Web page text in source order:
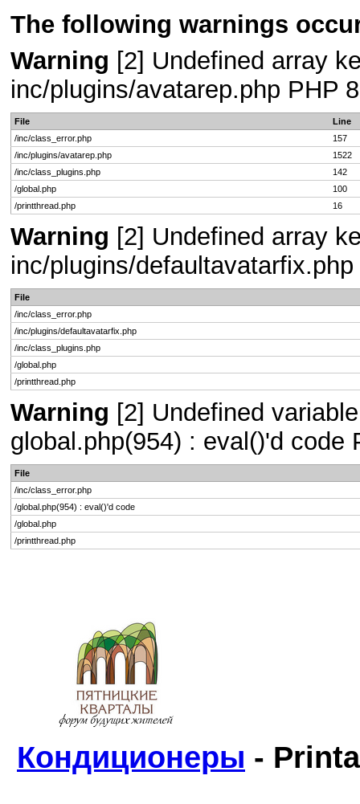
The following warnings
Warning [2] Undefined array
inc/plugins/avatarep.php PHP
File
Line
/inc/class_error.php
157
/inc/plugins/avatarep.php
1522
/inc/class_plugins.php
142
/global.php
100
/printthread.php
16
Warning [2] Undefined array
inc/plugins/
File
/inc/class_error.php
/inc/plugins/defaultavatarfix.php
/inc/class_plugins.php
/global.php
/printthread.php
Warning [2] Undefined
global.php(954) : eval()'d code
File
/inc/class_error.php
/global.php(954) : eval()'d code
/global.php
/printthread.php
Кондиционеры -